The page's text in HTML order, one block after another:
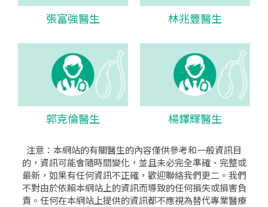
張富強醫生 林兆豐醫生
郭克倫醫生 楊鐸輝醫生
注意：本網站的有關醫生的內容僅供參考和一般資訊目
的，資訊可能會隨時間變化，並且未必完全準確、完整或
最新，如果有任何資訊不正確，歡迎聯絡我們更二。我們
不對由於依賴本網站上的資訊而導致的任何損失或損害負
責。任何在本網站上提供的資訊都不應視為替代專業醫療